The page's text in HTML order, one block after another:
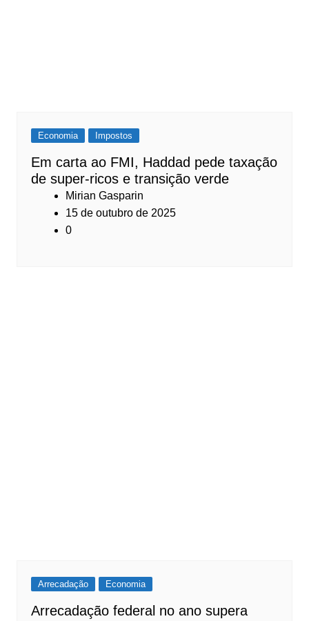
Economia Impostos
Em carta ao FMI, Haddad pede taxação
de super-ricos e transição verde
Mirian Gasparin
15 de outubro de 2025
0
Arrecadação Economia
Arrecadação federal no ano supera